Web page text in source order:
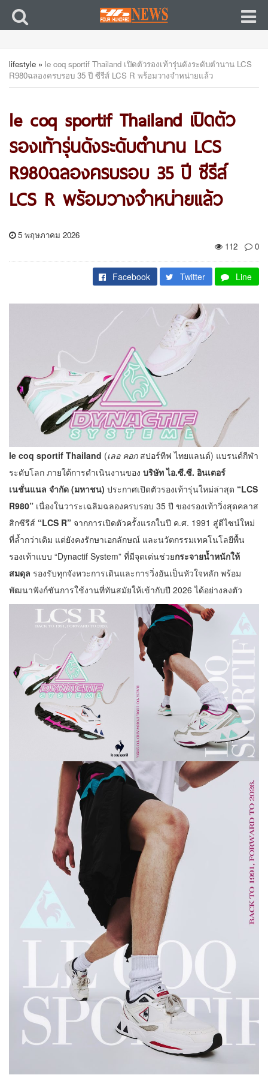
lifestyle » le coq sportif Thailand เปิดตัวรองเท้ารุ่นดังระดับตำนาน LCS
R980ฉลองครบรอบ 35 ปี ซีรีส์ LCS R พร้อมวางจำหน่ายแล้ว
le coq sportif Thailand เปิดตัว
รองเท้ารุ่นดังระดับตำนาน LCS
R980ฉลองครบรอบ 35 ปี ซีรีส์
LCS R พร้อมวางจำหน่ายแล้ว
5 พฤษภาคม 2026
112
0
Facebook Twitter Line
le coq sportif Thailand (เลอ คอกสปอร์ทีฟ ไทยแลนด์) แบรนด์กีฬา
ระดับโลก ภายใต้การดำเนินงานของ บริษัท ไอ.ซี.ซี. อินเตอร์
เนชั่นแนล จำกัด (มหาชน) ประกาศเปิดตัวรองเท้ารุ่นใหม่ล่าสุด “LCS
R980” เนื่องในวาระเฉลิมฉลองครบรอบ 35 ปี ของรองเท้าวิ่งสุดคลาส
สิกซีรีส์ “LCS R” จากการเปิดตัวครั้งแรกในปี ค.ศ. 1991 สู่ดีไซน์ใหม่
ที่ล้ำกว่าเดิม แต่ยังคงรักษาเอกลักษณ์ และนวัตกรรมเทคโนโลยีพื้น
รองเท้าแบบ “Dynactif System” ที่มีจุดเด่นช่วยกระจายน้ำหนักให้
สมดุล รองรับทุกจังหวะการเดินและการวิ่งอันเป็นหัวใจหลัก พร้อม
พัฒนาฟังก์ชันการใช้งานที่ทันสมัยให้เข้ากับปี 2026 ได้อย่างลงตัว